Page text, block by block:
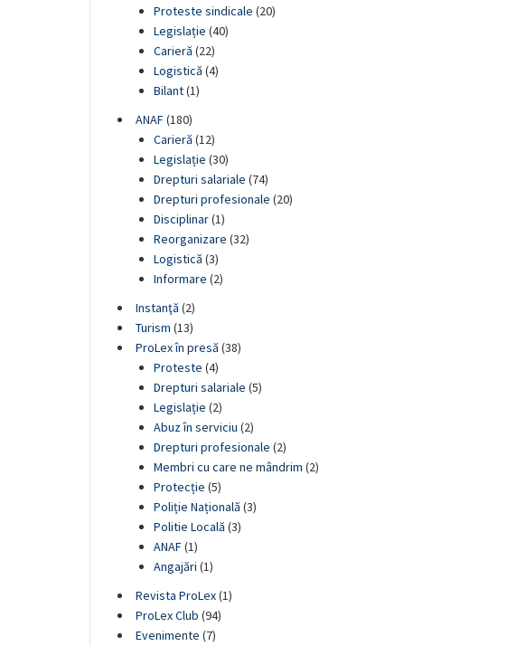
Proteste sindicale (20)
Legislație (40)
Carieră (22)
Logistică (4)
Bilant(1)
ANAF(180)
Carieră (12)
Legislație (30)
Drepturi salariale (74)
Drepturi profesionale (20)
Disciplinar(1)
Reorganizare (32)
Logistică (3)
Informare (2)
Instanţă (2)
Turism (13)
ProLex în presă (38)
Proteste (4)
Drepturi salariale (5)
Legislație (2)
Abuz în serviciu (2)
Drepturi profesionale (2)
Membri cu care ne mândrim (2)
Protecție (5)
Poliție Națională (3)
Politie Locală (3)
ANAF(1)
Angajări (1)
Revista ProLex(1)
ProLex Club (94)
Evenimente (7)